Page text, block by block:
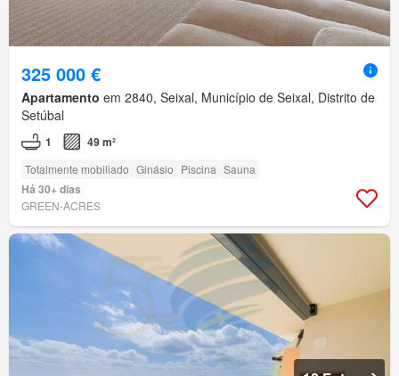
325 000 €
Apartamento em 2840, Seixal, Município de Seixal, Distrito de
Setúbal
1 49 m²
Totalmente mobiliado Ginásio Piscina Sauna
Há 30+ dias
GREEN-ACRES